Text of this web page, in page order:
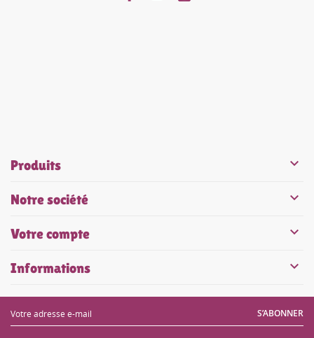
Produits 
Notre société 
Votre compte 
Informations 
S’ABONNER